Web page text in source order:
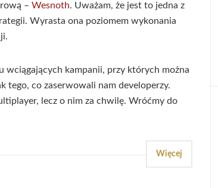
– Wesnoth. Uważam, że jest to jedna z
Wyrasta ona poziomem wykonania
wciągających kampanii, przy których można
tego, co zaserwowali nam developerzy.
lecz o nim za chwilę. Wróćmy do
Więcej